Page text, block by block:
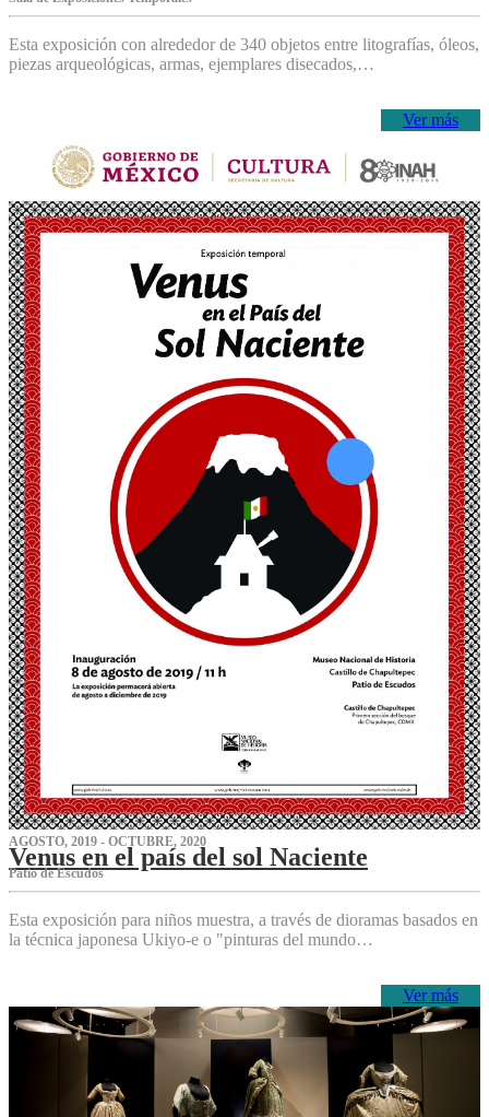
Esta exposición con alrededor de 340 objetos entre litografías, óleos,
piezas arqueológicas, armas, ejemplares disecados,…
Ver más
AGOSTO, 2019 - OCTUBRE, 2020
Venus en el país del sol Naciente
P‌atio de Escudos
Esta exposición para niños muestra, a través de dioramas basados en
la técnica japonesa Ukiyo-e o "pinturas del mundo…
Ver más